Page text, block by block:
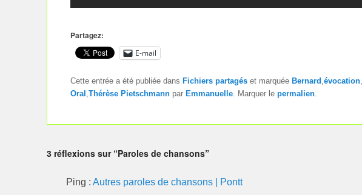
Partagez:
E-mail
Cette entrée a été publiée dans Fichiers partagés et marquée Bernard évocation
Oral Thérèse Pietschmann par Emmanuelle . Marquer le permalien
3 réflexions sur “Paroles de chansons”
Ping : Autres paroles de chansons | Pontt